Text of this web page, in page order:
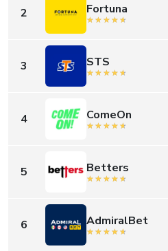
2 Fortuna
3 STS
4 ComeOn
5 Betters
6 AdmiralBet